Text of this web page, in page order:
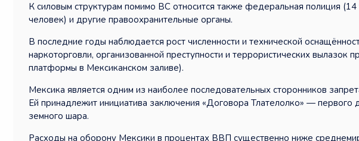
К силовым структурам помимо ВС относится также федеральная полиция (14
человек) и другие правоохранительные органы.
В последние годы наблюдается рост численности и технической
наркоторговли, организованной преступности и террористических
платформы в Мексиканском заливе).
Мексика является одним из наиболее последовательных сторонников
Ей принадлежит инициатива заключения «Договора Тлателолко» — первого
земного шара.
Расходы на оборону Мексики в процентах ВВП существенно ниже